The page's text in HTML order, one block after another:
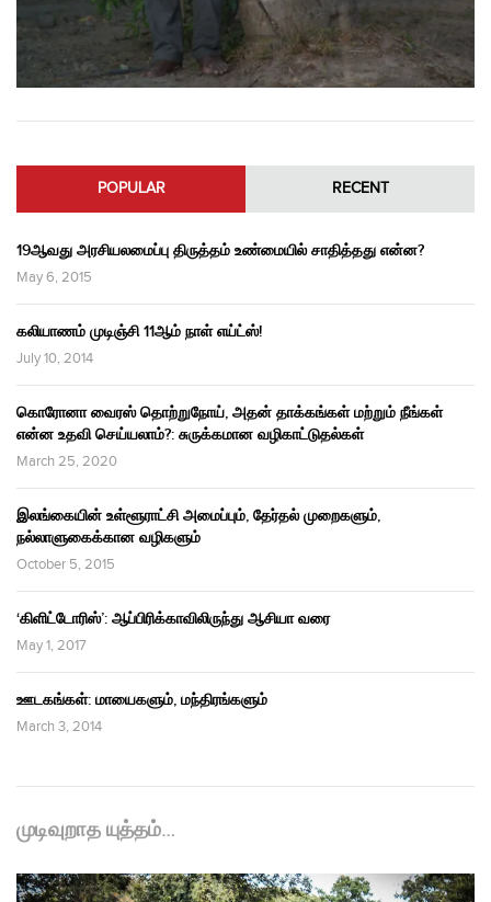
POPULAR RECENT
19ஆவது அரசியலமைப்பு திருத்தம் உண்மையில் சாதித்தது என்ன?
May 6, 2015
கலியாணம் முடிஞ்சி 11ஆம் நாள் எய்ட்ஸ்!
July 10, 2014
கொரோனா வைரஸ் தொற்றுநோய், அதன் தாக்கங்கள் மற்றும் நீங்கள்
என்ன உதவி செய்யலாம்?: சுருக்கமான வழிகாட்டுதல்கள்
March 25, 2020
இலங்கையின் உள்ளூராட்சி அமைப்பும், தேர்தல் முறைகளும்,
நல்லாளுகைக்கான வழிகளும்
October 5, 2015
‘கிளிட்டோரிஸ்’: ஆப்பிரிக்காவிலிருந்து ஆசியா வரை
May 1, 2017
ஊடகங்கள்: மாயைகளும், மந்திரங்களும்
March 3, 2014
முடிவுறாத யுத்தம்…